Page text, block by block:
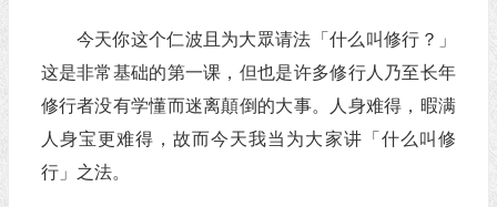
今天你这个仁波且为大眾请法「什么叫修行？」
这是非常基础的第一课，但也是许多修行人乃至长年
修行者没有学懂而迷离顛倒的大事。人身难得，暇满
人身宝更难得，故而今天我当为大家讲「什么叫修
行」之法。